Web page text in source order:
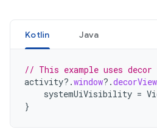
Kotlin Java
// This example uses
activity?.window?.decorView
systemUiVisibility =
}